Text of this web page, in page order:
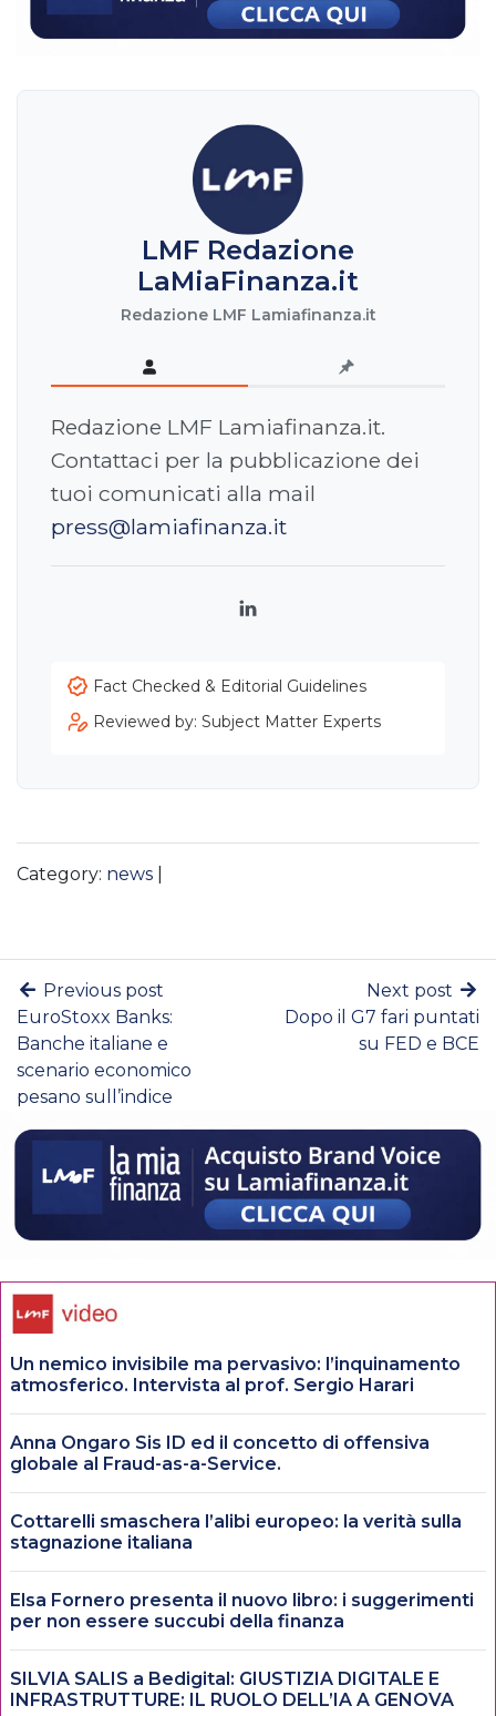
LMF Redazione
LaMiaFinanza.it
Redazione LMF Lamiafinanza.it
Redazione LMF Lamiafinanza.it.
Contattaci per la pubblicazione dei
tuoi comunicati alla mail
press@lamiafinanza.it
LinkedIn
Fact Checked & Editorial Guidelines
Reviewed by: Subject Matter Experts
Category: news
Previous post
EuroStoxx Banks:
Banche italiane e
scenario economico
pesano sull’indice
Next post
Dopo il G7 fari puntati
su FED e BCE
Un nemico invisibile ma pervasivo: l’inquinamento
atmosferico. Intervista al prof. Sergio Harari
Anna Ongaro Sis ID ed il concetto di offensiva
globale al Fraud-as-a-Service.
Cottarelli smaschera l’alibi europeo: la verità sulla
stagnazione italiana
Elsa Fornero presenta il nuovo libro: i suggerimenti
per non essere succubi della finanza
SILVIA SALIS a Bedigital: GIUSTIZIA DIGITALE E
INFRASTRUTTURE: IL RUOLO DELL’IA A GENOVA